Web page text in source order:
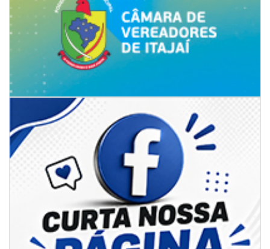
07/08/2026 | 07:00
Ambiental reforça descarte sustentável com envio de 330 quilos de
pilhas à logística reversa
GERAL